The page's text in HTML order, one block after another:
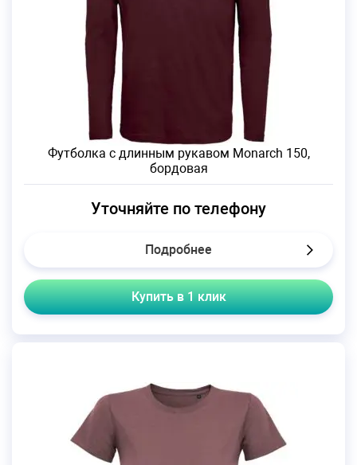
Футболка с длинным рукавом Monarch 150,
бордовая
Уточняйте по телефону
Подробнее
Купить в 1 клик